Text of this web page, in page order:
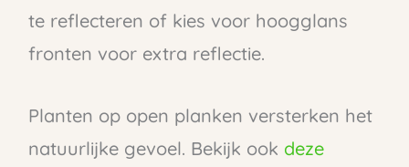
te reflecteren of kies voor hoogglans
fronten voor extra reflectie.
Planten op open planken versterken het
natuurlijke gevoel. Bekijk ook deze